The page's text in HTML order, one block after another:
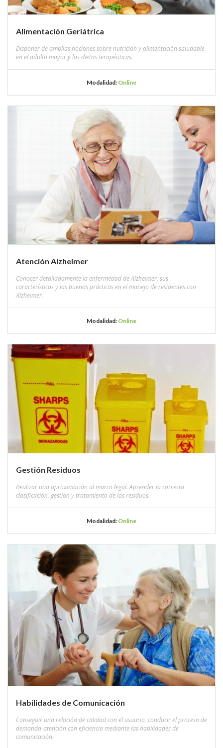
Alimentación Geriátrica
Disponer de amplias nociones sobre nutrición y alimentación saludable
en el adulto mayor y las dietas terapéuticas.
Modalidad: Online
Atención Alzheimer
Conocer detalladamente la enfermedad de Alzheimer, sus
características y las buenas prácticas en el manejo de residentes con
Alzheimer.
Modalidad: Online
Gestión Residuos
Realizar una aproximación al marco legal. Aprender la correcta
clasificación, gestión y tratamiento de los residuos.
Modalidad: Online
Habilidades de Comunicación
Conseguir una relación de calidad con el usuario, conducir el proceso de
demanda-atención con eficiencia mediante las habilidades de
comunicación.